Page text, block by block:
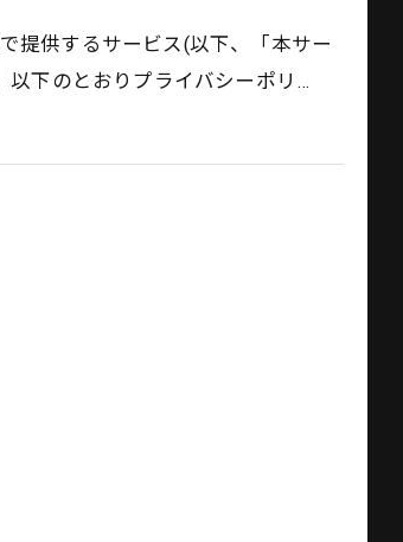
提供するサービス(以下、「本サー
以下のとおりプライバシーポリ…